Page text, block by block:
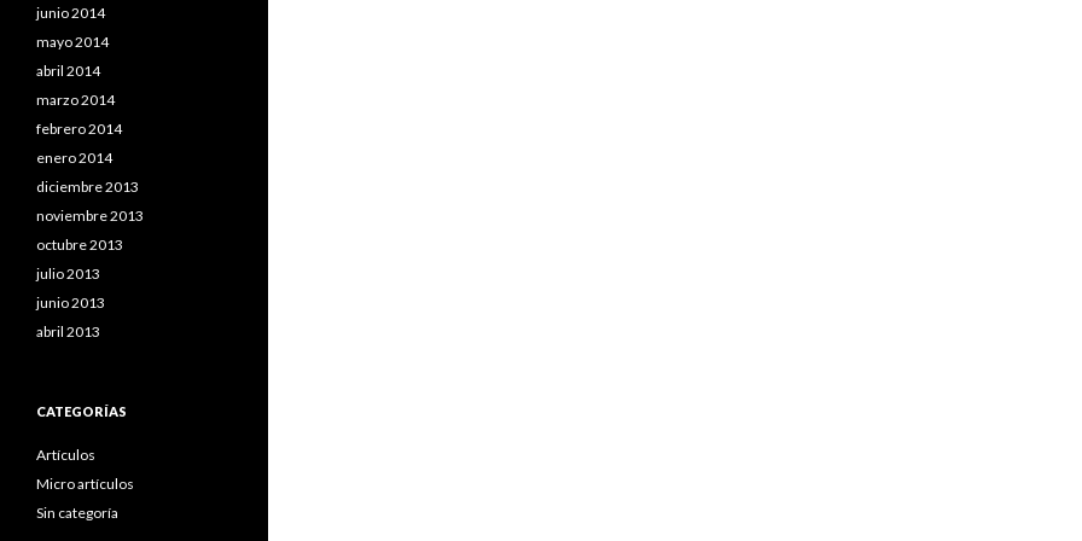
junio 2014
mayo 2014
abril 2014
marzo 2014
febrero 2014
enero 2014
diciembre 2013
noviembre 2013
octubre 2013
julio 2013
junio 2013
abril 2013
CATEGORÍAS
Artículos
Micro artículos
Sin categoría